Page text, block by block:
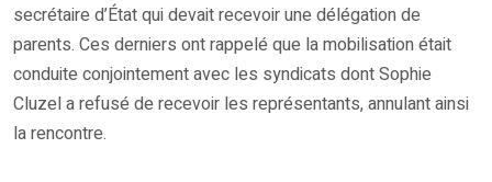
secrétaire d’État qui devait recevoir une délégation de
parents. Ces derniers ont rappelé que la mobilisation était
conduite conjointement avec les syndicats dont Sophie
Cluzel a refusé de recevoir les représentants, annulant ainsi
la rencontre.